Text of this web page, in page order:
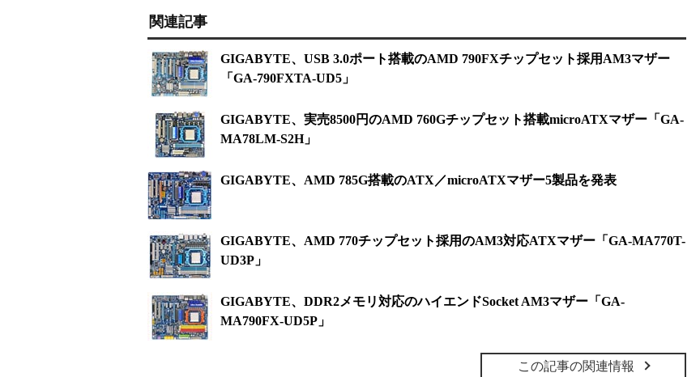
関連記事
GIGABYTE、USB 3.0ポート搭載のAMD 790FXチップセット採用AM3マザー
「GA-790FXTA-UD5」
GIGABYTE、実売8500円のAMD 760Gチップセット搭載microATXマザー「GA-
MA78LM-S2H」
GIGABYTE、AMD 785G搭載のATX／microATXマザー5製品を発表
GIGABYTE、AMD 770チップセット採用のAM3対応ATXマザー「GA-MA770T-
UD3P」
GIGABYTE、DDR2メモリ対応のハイエンドSocket AM3マザー「GA-
MA790FX-UD5P」
この記事の関連情報